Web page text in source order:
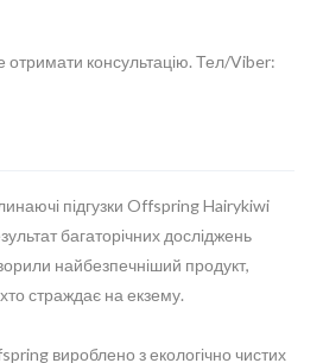
консультацію. Тел/Viber:
підгузки Offspring Hairykiwi
багаторічних досліджень
найбезпечніший продукт,
страждає на екзему.
вироблено з екологічно чистих